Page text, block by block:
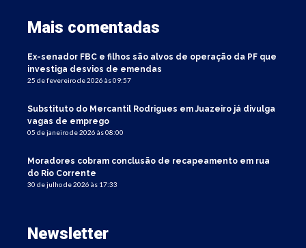
Mais comentadas
Ex-senador FBC e filhos são alvos de operação da PF que
investiga desvios de emendas
25 de fevereiro de 2026 às 09:57
Substituto do Mercantil Rodrigues em Juazeiro já divulga
vagas de emprego
05 de janeiro de 2026 às 08:00
Moradores cobram conclusão de recapeamento em rua
do Rio Corrente
30 de julho de 2026 às 17:33
Newsletter